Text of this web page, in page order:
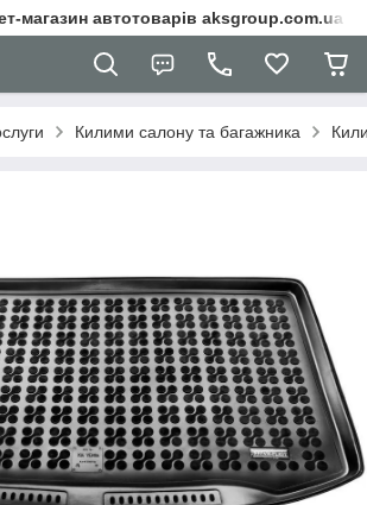
магазин автотоварів aksgroup.com.ua
Килими салону та багажника